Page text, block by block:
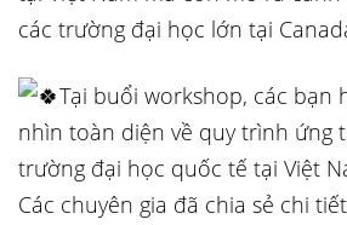
các trường đại học lớn tại
Tại buổi workshop, các bạn
nhìn toàn diện về quy trình ứng
trường đại học quốc tế tại Việt
Các chuyên gia đã chia sẻ chi